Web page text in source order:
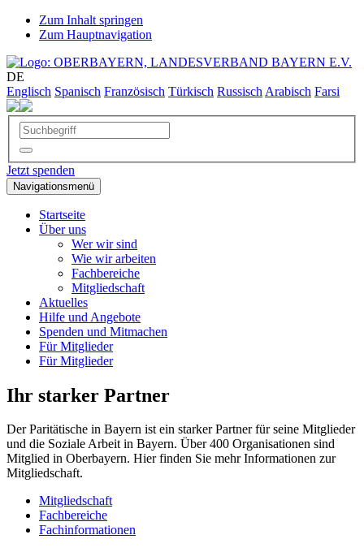
Zum Inhalt springen
Zum Hauptnavigation
DE
Englisch Spanisch Französisch Türkisch Russisch Arabisch Farsi
Jetzt spenden
Navigationsmenü
Startseite
Über uns
Wer wir sind
Wie wir arbeiten
Fachbereiche
Mitgliedschaft
Aktuelles
Hilfe und Angebote
Spenden und Mitmachen
Für Mitglieder
Für Mitglieder
Ihr starker Partner
Der Paritätische in Bayern ist ein starker Partner für seine Mitglieder
und die Soziale Arbeit in Bayern. Über 400 Organisationen sind
Mitglied in Oberbayern. Hier finden Sie mehr Informationen zur
Mitgliedschaft.
Mitgliedschaft
Fachbereiche
Fachinformationen